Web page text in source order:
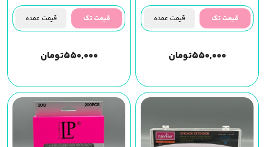
قیمت تک قیمت عمده
۵۵۰,۰۰۰تومان
قیمت تک قیمت عمده
۵۵۰,۰۰۰تومان